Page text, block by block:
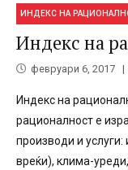
ИНДЕКС НА
Индекс на
февруари 6, 2017
Индекс на
рационалност е
производи и
вреќи), клима-